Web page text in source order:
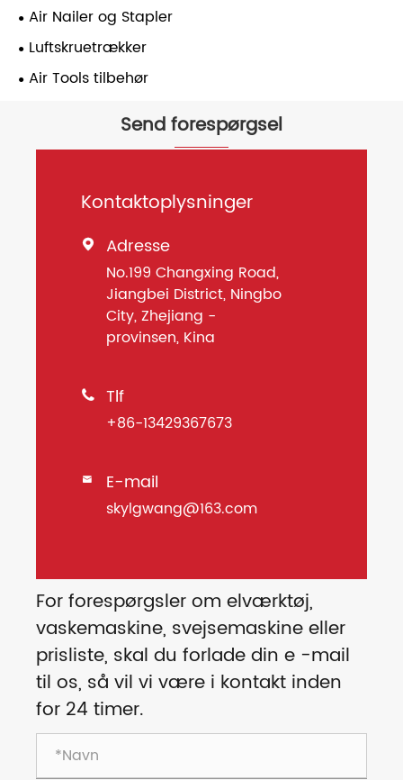
Air Nailer og Stapler
Luftskruetrækker
Air Tools tilbehør
Send forespørgsel
Kontaktoplysninger
 Adresse
No.199 Changxing Road,
Jiangbei District, Ningbo
City, Zhejiang -
provinsen, Kina
 Tlf
+86-13429367673
 E-mail
skylgwang@163.com
For forespørgsler om elværktøj,
vaskemaskine, svejsemaskine eller
prisliste, skal du forlade din e -mail
til os, så vil vi være i kontakt inden
for 24 timer.